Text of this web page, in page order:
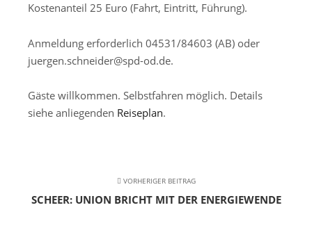
Kostenanteil 25 Euro (Fahrt, Eintritt, Führung).
Anmeldung erforderlich 04531/84603 (AB) oder
juergen.schneider@spd-od.de.
Gäste willkommen. Selbstfahren möglich. Details
siehe anliegenden Reiseplan.
VORHERIGER BEITRAG
SCHEER: UNION BRICHT MIT DER ENERGIEWENDE